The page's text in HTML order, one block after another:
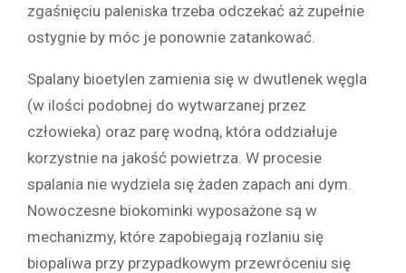
zgaśnięciu paleniska trzeba odczekać aż zupełnie
ostygnie by móc je ponownie zatankować.
Spalany bioetylen zamienia się w dwutlenek węgla
(w ilości podobnej do wytwarzanej przez
człowieka) oraz parę wodną, która oddziałuje
korzystnie na jakość powietrza. W procesie
spalania nie wydziela się żaden zapach ani dym.
Nowoczesne biokominki wyposażone są w
mechanizmy, które zapobiegają rozlaniu się
biopaliwa przy przypadkowym przewróceniu się